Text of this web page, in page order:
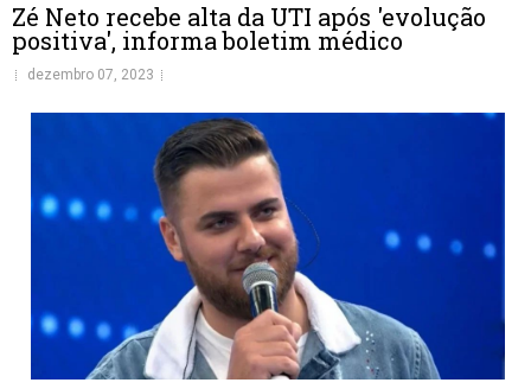
Zé Neto recebe alta da UTI após 'evolução
positiva', informa boletim médico
dezembro 07, 2023